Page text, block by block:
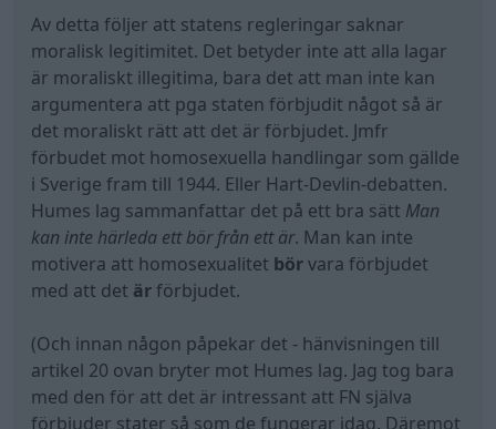
(Och innan någon påpekar det - hänvisningen till
artikel 20 ovan bryter mot Humes lag. Jag tog bara
med den för att det är intressant att FN själva
förbjuder stater så som de fungerar idag. Däremot
är det inte svårt att motivera moraliskt varför
tvång
sanslutning är fel - det bygger på tvång!
Tvång är generellt förbjudet eftersom det kränker
människors självägande. Inga andra associationer -
företag, föreningar, religiösa samfund etc - får
tvångsansluta människor.)
Citera